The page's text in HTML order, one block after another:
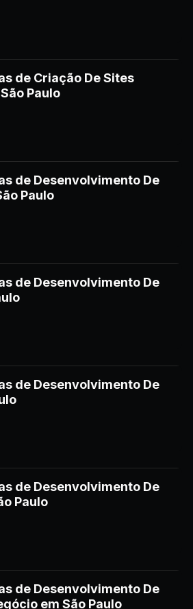
de Criação De Sites
Paulo
de Desenvolvimento De
Paulo
de Desenvolvimento De
de Desenvolvimento De
de Desenvolvimento De
Paulo
de Desenvolvimento De
em São Paulo